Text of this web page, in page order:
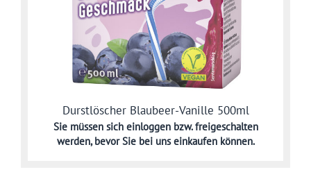
Durstlöscher Blaubeer-Vanille 500ml
Sie müssen sich einloggen bzw. freigeschalten
werden,bevor Sie bei uns einkaufen können.